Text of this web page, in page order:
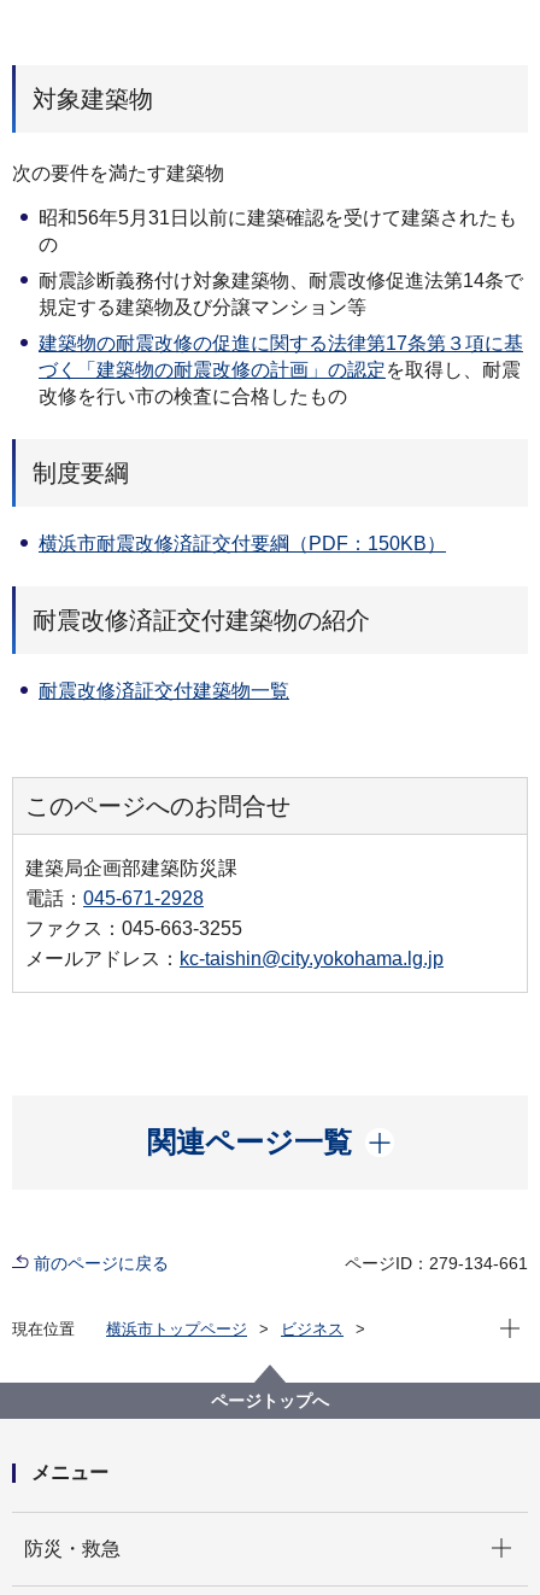
対象建築物
次の要件を満たす建築物
昭和56年5月31日以前に建築確認を受けて建築されたも
の
耐震診断義務付け対象建築物、耐震改修促進法第14条で
規定する建築物及び分譲マンション等
建築物の耐震改修の促進に関する法律第17条第３項に基
づく「建築物の耐震改修の計画」の認定を取得し、耐震
改修を行い市の検査に合格したもの
制度要綱
横浜市耐震改修済証交付要綱（PDF：150KB）
耐震改修済証交付建築物の紹介
耐震改修済証交付建築物一覧
このページへのお問合せ
建築局企画部建築防災課
電話： 045-671-2928
ファクス：045-663-3255
メールアドレス： kc-taishin@city.yokohama.lg.jp
関連ページ一覧
開く
前のページに戻る ページID：279-134-661
現在位置 横浜市トップページ
ビジネス
住まいや建物の防災と補助制度
建物の耐震化支援
耐震性に係る認定
耐震改修済証交付制度について（令和２年３月31日運
現在
ページトップへ
メニュー
防災・救急